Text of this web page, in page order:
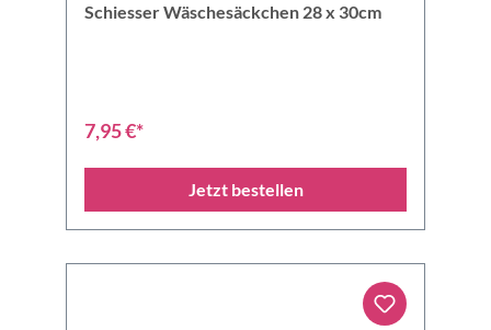
Schiesser Wäschesäckchen 28 x 30cm
7,95 €*
Jetzt bestellen